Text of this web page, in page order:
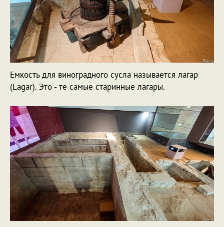
Емкость для виноградного сусла называется лагар
(Lagar). Это - те самые старинные лагары.